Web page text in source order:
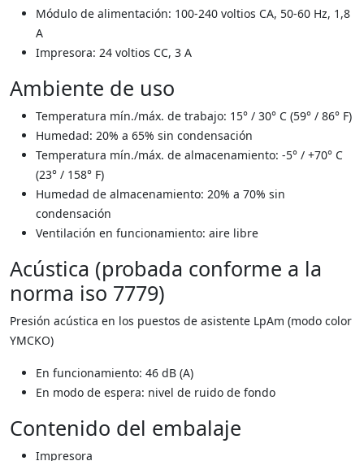
Módulo de alimentación: 100-240 voltios CA, 50-60 Hz, 1,8
A
Impresora: 24 voltios CC, 3 A
Ambiente de uso
Temperatura mín./máx. de trabajo: 15° / 30° C (59° / 86° F)
Humedad: 20% a 65% sin condensación
Temperatura mín./máx. de almacenamiento: -5° / +70° C
(23° / 158° F)
Humedad de almacenamiento: 20% a 70% sin
condensación
Ventilación en funcionamiento: aire libre
Acústica (probada conforme a la
norma iso 7779)
Presión acústica en los puestos de asistente LpAm (modo color
YMCKO)
En funcionamiento: 46 dB (A)
En modo de espera: nivel de ruido de fondo
Contenido del embalaje
Impresora